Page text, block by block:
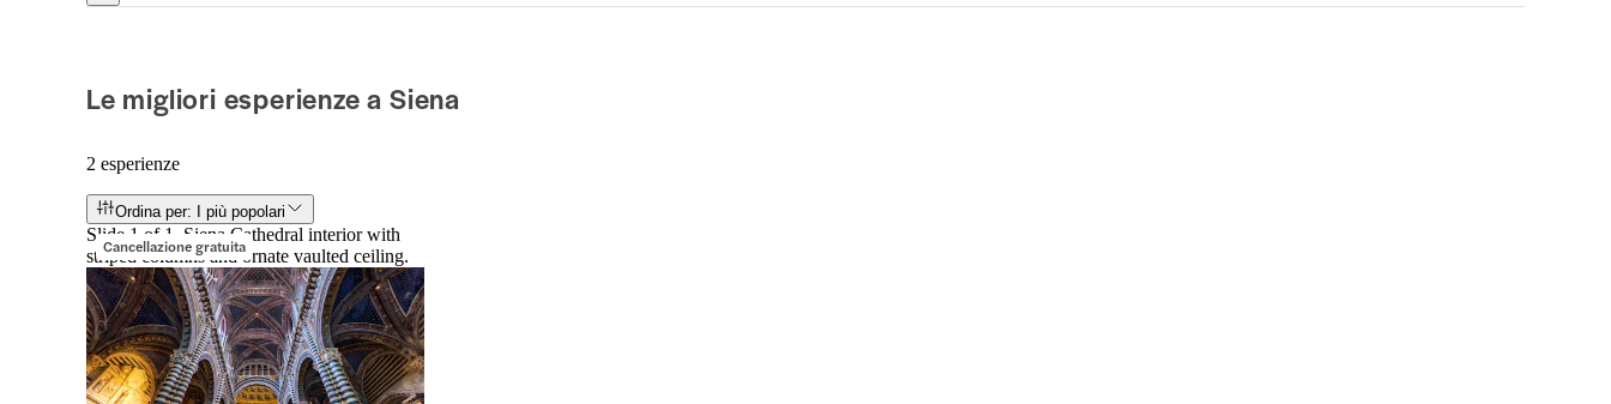
Le migliori esperienze a Siena
2 esperienze
Ordina per: I più popolari
Cancellazione gratuita
Slide 1 of 1, Siena Cathedral interior with
striped columns and ornate vaulted ceiling.